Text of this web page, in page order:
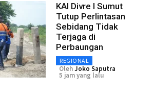
KAI Divre I Sumut
Tutup Perlintasan
Sebidang Tidak
Terjaga di
Perbaungan
REGIONAL
OlehJoko Saputra
5 jam yang lalu